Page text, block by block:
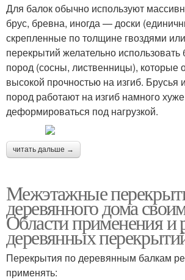
Для балок обычно используют
брус, бревна, иногда — доски
скрепленные по толщине гвоздями
перекрытий желательно использовать
пород (сосны, лиственницы), которые
высокой прочностью на изгиб. Брусья
пород работают на изгиб намного
деформироваться под нагрузкой.
читать дальше →
Межэтажные
деревянного дома
Области применения и
деревянных
Перекрытия по деревянным балкам
применять: